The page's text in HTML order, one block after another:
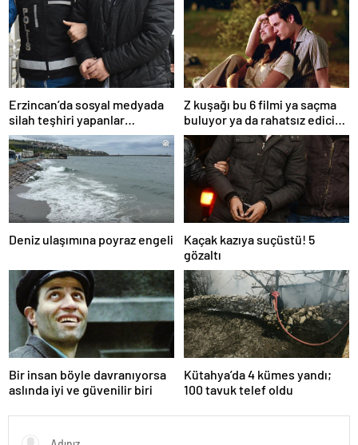
Erzincan’da sosyal medyada
silah teşhiri yapanlar
yakalandı
Z kuşağı bu 6 filmi ya saçma
buluyor ya da rahatsız edici
ve toksik!
Deniz ulaşımına poyraz engeli
Kaçak kazıya suçüstü! 5
gözaltı
Bir insan böyle davranıyorsa
aslında iyi ve güvenilir biri
Kütahya’da 4 kümes yandı;
100 tavuk telef oldu